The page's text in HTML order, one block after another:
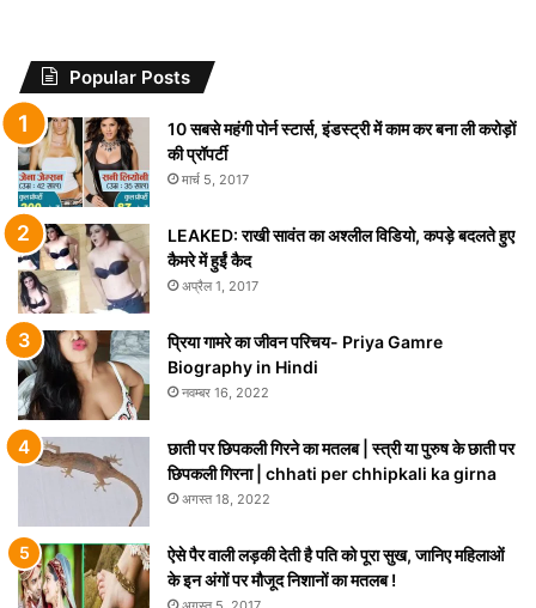
Popular Posts
10 सबसे महंगी पोर्न स्टार्स, इंडस्ट्री में काम कर बना ली करोड़ों
की प्रॉपर्टी
मार्च 5, 2017
LEAKED: राखी सावंत का अश्लील विडियो, कपड़े बदलते हुए
कैमरे में हुईं कैद
अप्रैल 1, 2017
प्रिया गामरे का जीवन परिचय- Priya Gamre
Biography in Hindi
नवम्बर 16, 2022
छाती पर छिपकली गिरने का मतलब | स्त्री या पुरुष के छाती पर
छिपकली गिरना | chhati per chhipkali ka girna
अगस्त 18, 2022
ऐसे पैर वाली लड़की देती है पति को पूरा सुख, जानिए महिलाओं
के इन अंगों पर मौजूद निशानों का मतलब !